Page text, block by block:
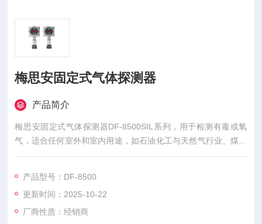
梅思安固定式气体探测器
产品简介
梅思安固定式气体探测器DF-8500SIL系列，用于检测有毒或氧
气，适合任何室外和室内用途，如石油化工与天然气行业、煤化
工行业、制药行业、化工行业等。
产品型号：DF-8500
更新时间：2025-10-22
厂商性质：经销商